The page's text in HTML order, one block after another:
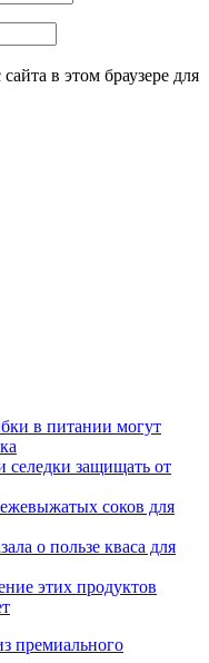
в этом браузере для
в питании могут
селедки защищать от
соков для
о пользе кваса для
этих продуктов
премиального